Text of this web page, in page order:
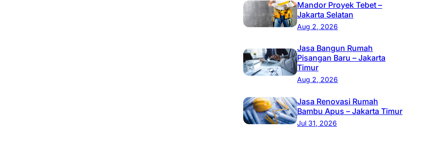
Mandor Proyek Tebet –
Jakarta Selatan
Aug 2, 2026
Jasa Bangun Rumah
Pisangan Baru – Jakarta
Timur
Aug 2, 2026
Jasa Renovasi Rumah
Bambu Apus – Jakarta Timur
Jul 31, 2026